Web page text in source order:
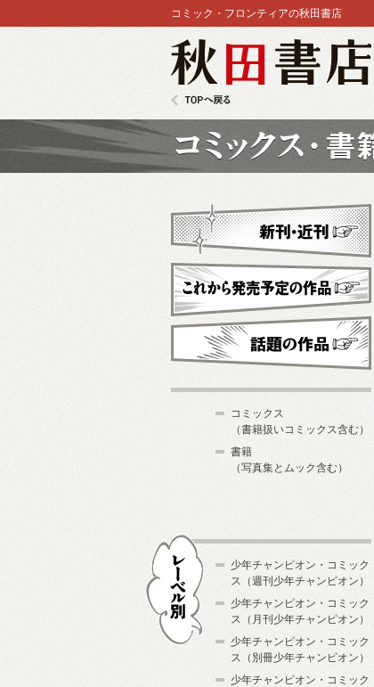
コミック・フロンティアの秋田書店
新刊・近刊
これから発売予定
コミックス
（書籍扱いコミックス含む）
書籍
（写真集とムック含む）
少年チャンピオン・コミック
ス（週刊少年チャンピオン）
少年チャンピオン・コミック
ス（月刊少年チャンピオン）
少年チャンピオン・コミック
ス（別冊少年チャンピオン）
少年チャンピオン・コミック